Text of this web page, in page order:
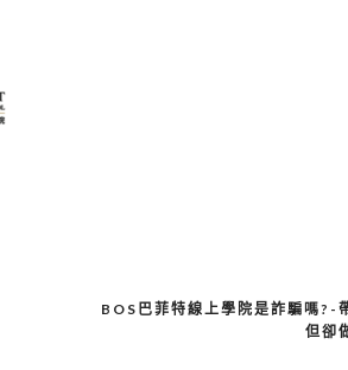
BOS巴菲特線上學院是詐騙嗎?-
但卻